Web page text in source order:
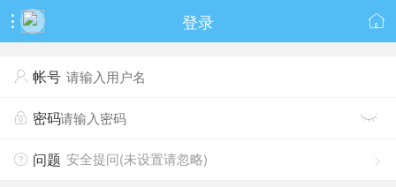
 登录 
 帐号
 密码 
 问题 
安全提问(未设置请忽略)